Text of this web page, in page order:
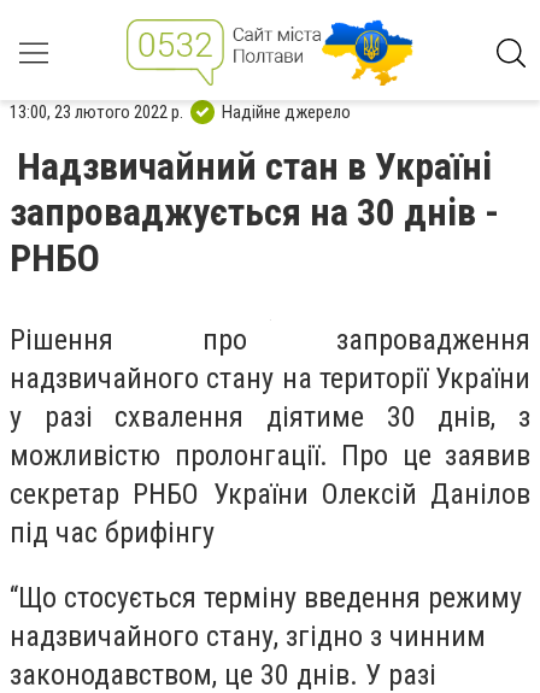
13:00, 23 лютого 2022 р. Надійне джерело
Надзвичайний стан в Україні
запроваджується на 30 днів -
РНБО
Рішення про запровадження
надзвичайного стану на території України
у разі схвалення діятиме 30 днів, з
можливістю пролонгації. Про це заявив
секретар РНБО України Олексій Данілов
під час брифінгу
“Що стосується терміну введення режиму
надзвичайного стану, згідно з чинним
законодавством, це 30 днів. У разі